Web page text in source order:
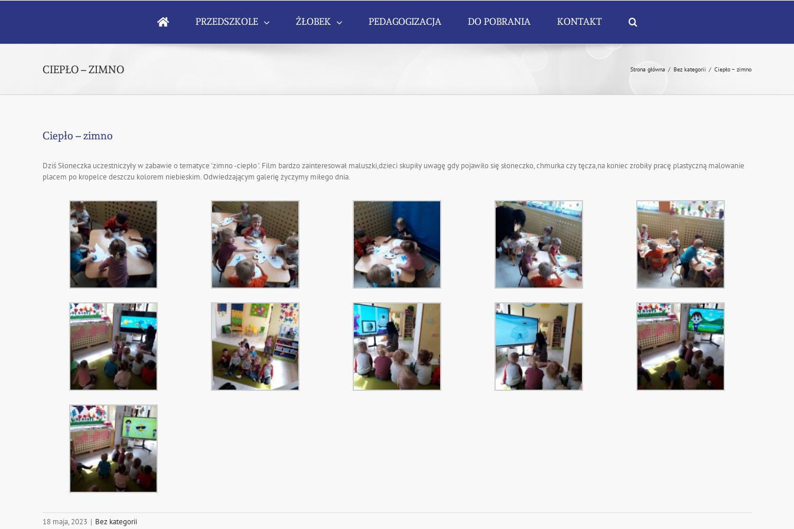
PRZEDSZKOLE ŻŁOBEK PEDAGOGIZACJA DO POBRANIA KONTAKT
CIEPŁO – ZIMNO Strona główna / Bez kategorii / Ciepło – zimno
Ciepło – zimno
Dziś Słoneczka uczestniczyły w zabawie o tematyce 'zimno -ciepło ’. Film bardzo zainteresował maluszki,dzieci skupiły uwagę gdy pojawiło się słoneczko, chmurka czy tęcza,na koniec zrobiły pracę plastyczną malowanie
placem po kropelce deszczu kolorem niebieskim. Odwiedzającym galerię życzymy miłego dnia.
18 maja, 2023 | Bez kategorii